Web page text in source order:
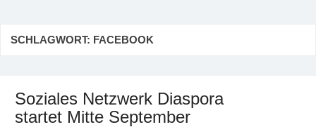
Gesellschaft, Musik, Photographie, Sport und Technik (IT)
SCHLAGWORT: FACEBOOK
Soziales Netzwerk Diaspora
startet Mitte September